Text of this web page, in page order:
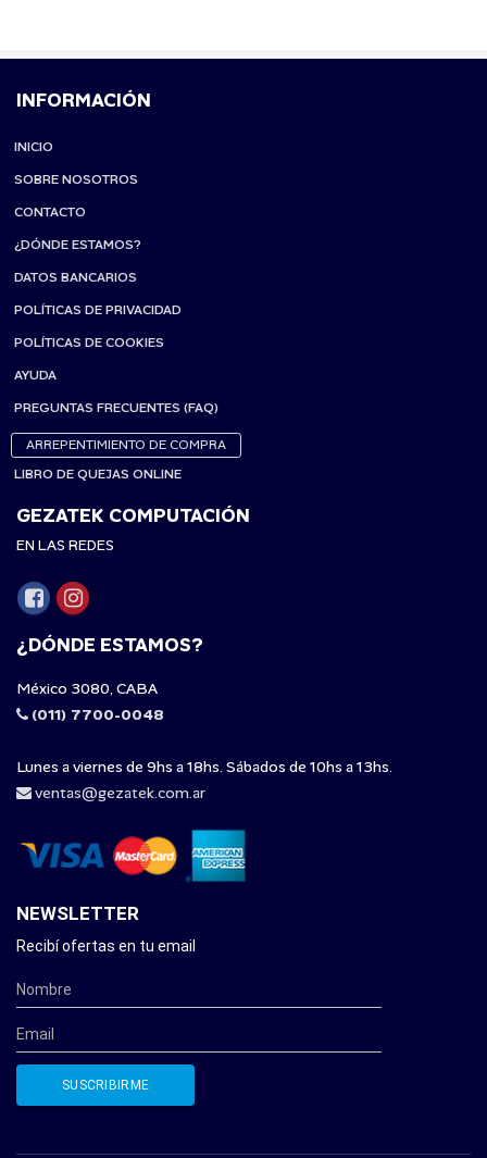
INFORMACIÓN
INICIO
SOBRE NOSOTROS
CONTACTO
¿DÓNDE ESTAMOS?
DATOS BANCARIOS
POLÍTICAS DE PRIVACIDAD
POLÍTICAS DE COOKIES
AYUDA
PREGUNTAS FRECUENTES (FAQ)
ARREPENTIMIENTO DE COMPRA
LIBRO DE QUEJAS ONLINE
GEZATEK COMPUTACIÓN
EN LAS REDES
¿DÓNDE ESTAMOS?
México 3080, CABA
(011) 7700-0048
Lunes a viernes de 9hs a 18hs. Sábados de 10hs a 13hs.
ventas@gezatek.com.ar
NEWSLETTER
Recibí ofertas en tu email